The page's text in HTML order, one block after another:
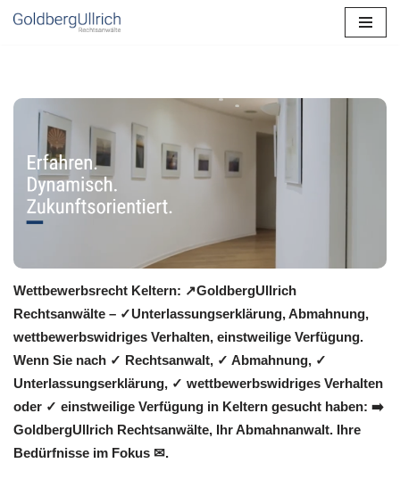
Wettbewerbsrecht Keltern: ↗GoldbergUllrich
Rechtsanwälte – ✓Unterlassungserklärung, Abmahnung,
wettbewerbswidriges Verhalten, einstweilige Verfügung.
Wenn Sie nach ✓ Rechtsanwalt, ✓ Abmahnung, ✓
Unterlassungserklärung, ✓ wettbewerbswidriges Verhalten
oder ✓ einstweilige Verfügung in Keltern gesucht haben: ➡️
GoldbergUllrich Rechtsanwälte, Ihr Abmahnanwalt. Ihre
Bedürfnisse im Fokus ✉.